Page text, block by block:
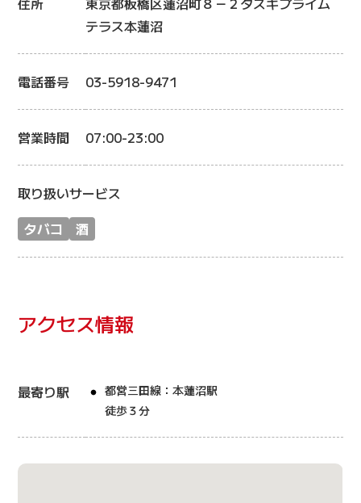
テラス本蓮沼
電話番号 03-5918-9471
営業時間 07:00-23:00
取り扱いサービス
タバコ
酒
アクセス情報
最寄り駅
都営三田線：本蓮沼駅
徒歩３分